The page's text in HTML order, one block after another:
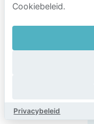
Cookiebeleid.
Privacybeleid